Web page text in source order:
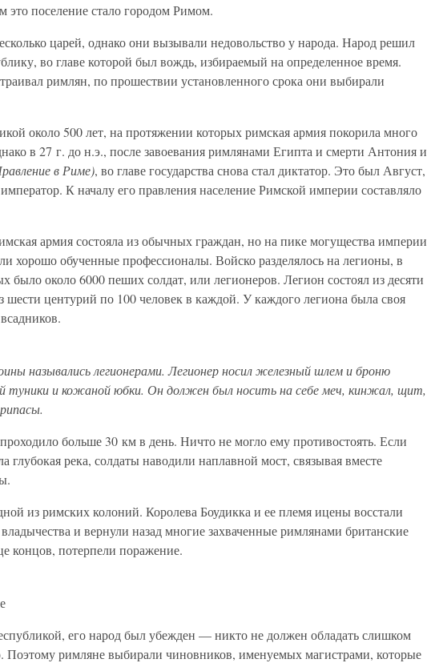
это поселение стало городом Римом.
царей, однако они вызывали недовольство у народа. Народ решил
во главе которой был вождь, избираемый на определенное время.
римлян, по прошествии установленного срока они выбирали
около 500 лет, на протяжении которых римская армия покорила много
в 27 г. до н.э., после завоевания римлянами Египта и смерти Антония и
в Риме), во главе государства снова стал диктатор. Это был Август,
К началу его правления население Римской империи составляло
армия состояла из обычных граждан, но на пике могущества империи
хорошо обученные профессионалы. Войско разделялось на легионы, в
было около 6000 пеших солдат, или легионеров. Легион состоял из десяти
шести центурий по 100 человек в каждой. У каждого легиона была своя
назывались легионерами. Легионер носил железный шлем и броню
туники и кожаной юбки. Он должен был носить на себе меч, кинжал, щит,
больше 30 км в день. Ничто не могло ему противостоять. Если
глубокая река, солдаты наводили наплавной мост, связывая вместе
из римских колоний. Королева Боудикка и ее племя ицены восстали
и вернули назад многие захваченные римлянами британские
концов, потерпели поражение.
его народ был убежден — никто не должен обладать слишком
Поэтому римляне выбирали чиновников, именуемых магистрами, которые